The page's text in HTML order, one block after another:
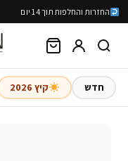
החזרות והחלפות תוך 14 יום
חדש קיץ 2026